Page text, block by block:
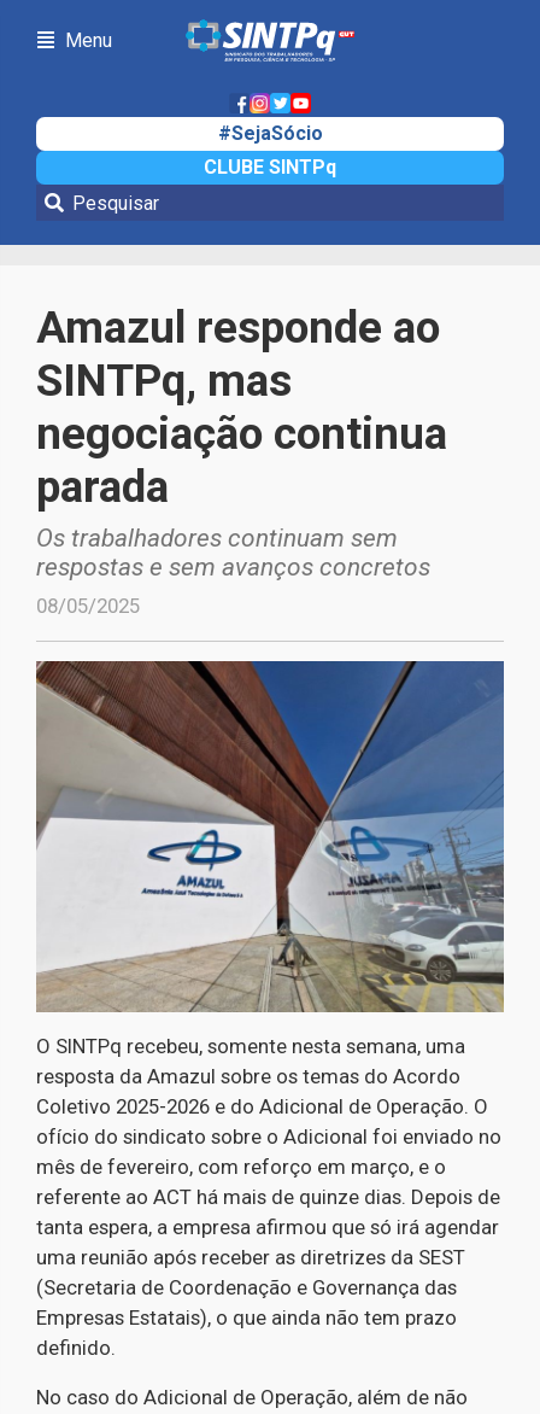
Menu
#SejaSócio
CLUBE SINTPq
Notícias
Amazul responde ao
SINTPq, mas
negociação continua
parada
Os trabalhadores continuam sem
respostas e sem avanços concretos
08/05/2025
O SINTPq recebeu, somente nesta semana, uma
resposta da Amazul sobre os temas do Acordo
Coletivo 2025-2026 e do Adicional de Operação. O
ofício do sindicato sobre o Adicional foi enviado no
mês de fevereiro, com reforço em março, e o
referente ao ACT há mais de quinze dias. Depois de
tanta espera, a empresa afirmou que só irá agendar
uma reunião após receber as diretrizes da SEST
(Secretaria de Coordenação e Governança das
Empresas Estatais), o que ainda não tem prazo
definido.
No caso do Adicional de Operação, além de não